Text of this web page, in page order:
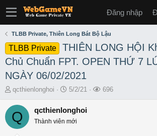
Đăng nhập
TLBB Private, Thiên Long Bát Bộ Lậu
TLBB Private
THIÊN LONG HỘI
Chủ Chuẩn FPT. OPEN THỨ 7
NGÀY 06/02/2021
T
r
e
qcthienlonghoi
S
a
t
5/2/21
L
696
Q qcthienlonghoi
Thành viên mới